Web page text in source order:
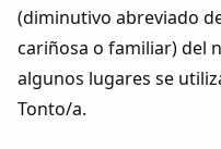
Foros
Idiosincrasia
(diminutivo abreviado
cariñosa o familiar) del
algunos lugares se
Tonto/a.